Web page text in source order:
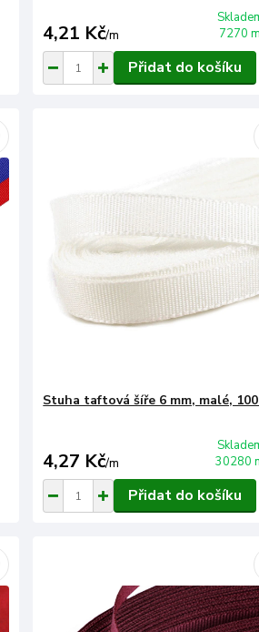
4,21 Kč/m
7270 m
Přidat do košíku
Stuha taftová šíře 6 mm, malé,
4,27 Kč/m
30280
Přidat do košíku